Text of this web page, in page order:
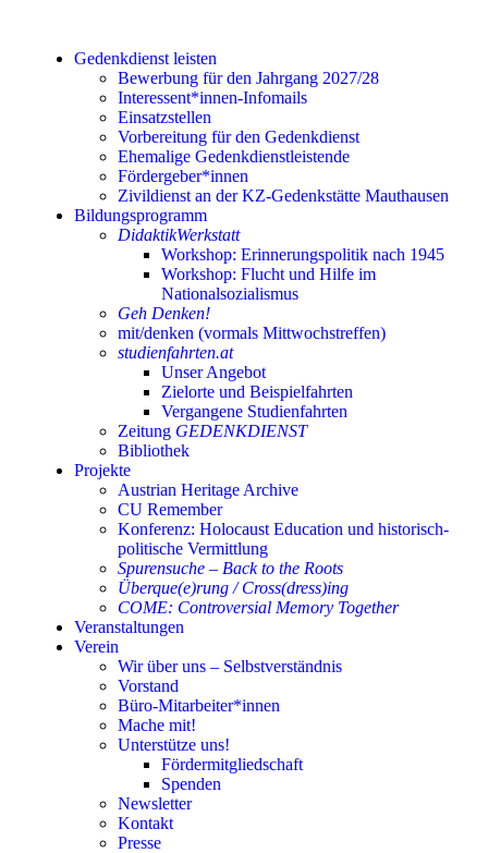
Gedenkdienst leisten
Bewerbung für den Jahrgang 2027/28
Interessent*innen-Infomails
Einsatzstellen
Vorbereitung für den Gedenkdienst
Ehemalige Gedenkdienstleistende
Fördergeber*innen
Zivildienst an der KZ-Gedenkstätte Mauthausen
Bildungsprogramm
DidaktikWerkstatt
Workshop: Erinnerungspolitik nach 1945
Workshop: Flucht und Hilfe im
Nationalsozialismus
Geh Denken!
mit/denken (vormals Mittwochstreffen)
studienfahrten.at
Unser Angebot
Zielorte und Beispielfahrten
Vergangene Studienfahrten
Zeitung GEDENKDIENST
Bibliothek
Projekte
Austrian Heritage Archive
CU Remember
Konferenz: Holocaust Education und historisch-
politische Vermittlung
Spurensuche – Back to the Roots
Überque(e)rung / Cross(dress)ing
COME: Controversial Memory Together
Veranstaltungen
Verein
Wir über uns – Selbstverständnis
Vorstand
Büro-Mitarbeiter*innen
Mache mit!
Unterstütze uns!
Fördermitgliedschaft
Spenden
Newsletter
Kontakt
Presse